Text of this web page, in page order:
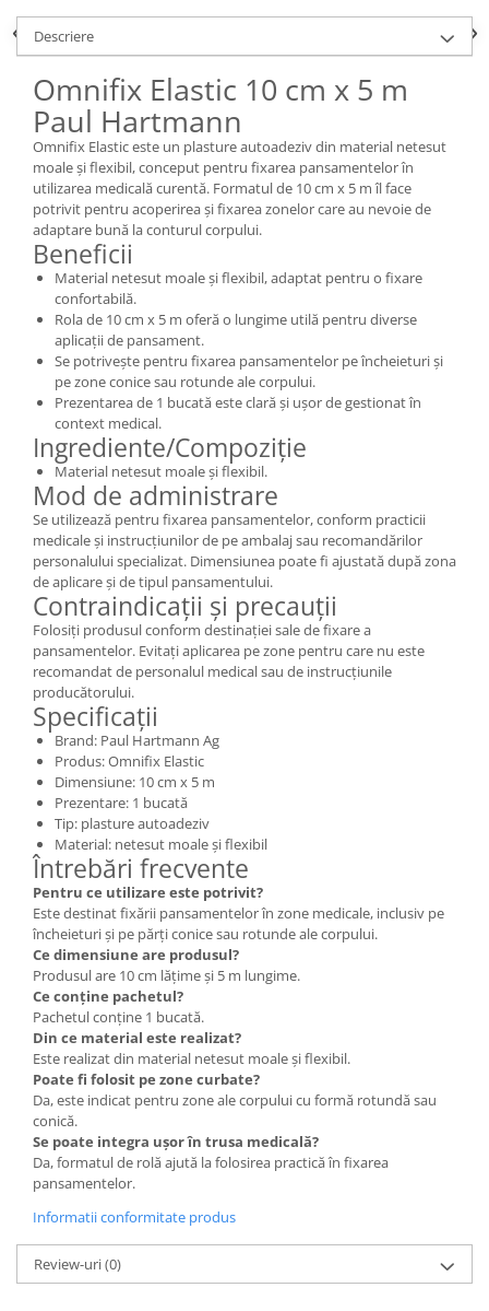
Descriere
Omnifix Elastic 10 cm x 5 m
Paul Hartmann
Omnifix Elastic este un plasture autoadeziv din material netesut
moale și flexibil, conceput pentru fixarea pansamentelor în
utilizarea medicală curentă. Formatul de 10 cm x 5 m îl face
potrivit pentru acoperirea și fixarea zonelor care au nevoie de
adaptare bună la conturul corpului.
Beneficii
Material netesut moale și flexibil, adaptat pentru o fixare
confortabilă.
Rola de 10 cm x 5 m oferă o lungime utilă pentru diverse
aplicații de pansament.
Se potrivește pentru fixarea pansamentelor pe încheieturi și
pe zone conice sau rotunde ale corpului.
Prezentarea de 1 bucată este clară și ușor de gestionat în
context medical.
Ingrediente/Compoziție
Material netesut moale și flexibil.
Mod de administrare
Se utilizează pentru fixarea pansamentelor, conform practicii
medicale și instrucțiunilor de pe ambalaj sau recomandărilor
personalului specializat. Dimensiunea poate fi ajustată după zona
de aplicare și de tipul pansamentului.
Contraindicații și precauții
Folosiți produsul conform destinației sale de fixare a
pansamentelor. Evitați aplicarea pe zone pentru care nu este
recomandat de personalul medical sau de instrucțiunile
producătorului.
Specificații
Brand: Paul Hartmann Ag
Produs: Omnifix Elastic
Dimensiune: 10 cm x 5 m
Prezentare: 1 bucată
Tip: plasture autoadeziv
Material: netesut moale și flexibil
Întrebări frecvente
Pentru ce utilizare este potrivit?
Este destinat fixării pansamentelor în zone medicale, inclusiv pe
încheieturi și pe părți conice sau rotunde ale corpului.
Ce dimensiune are produsul?
Produsul are 10 cm lățime și 5 m lungime.
Ce conține pachetul?
Pachetul conține 1 bucată.
Din ce material este realizat?
Este realizat din material netesut moale și flexibil.
Poate fi folosit pe zone curbate?
Da, este indicat pentru zone ale corpului cu formă rotundă sau
conică.
Se poate integra ușor în trusa medicală?
Da, formatul de rolă ajută la folosirea practică în fixarea
pansamentelor.
Informatii conformitate produs
Review-uri(0)